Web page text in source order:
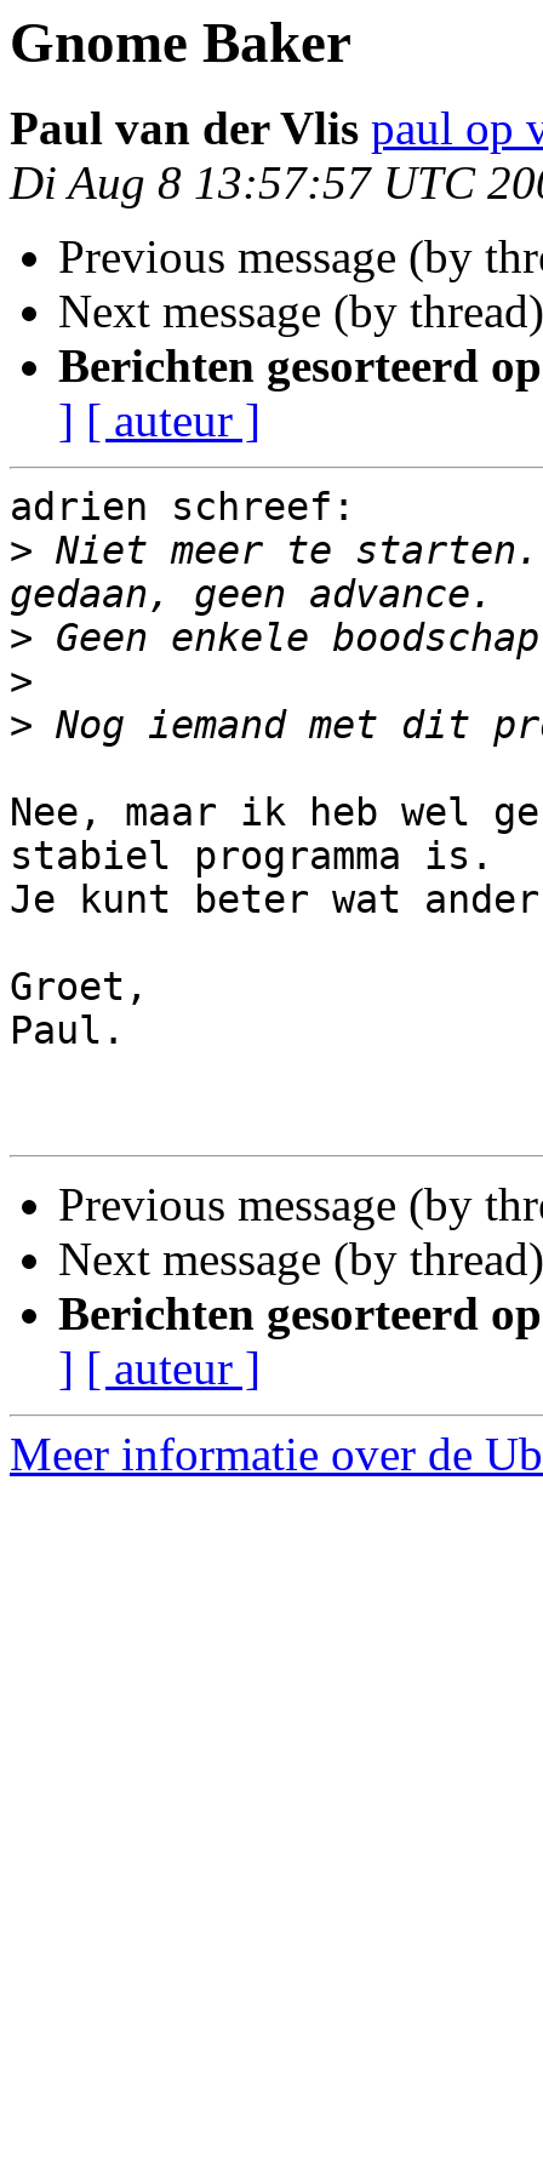
Gnome Baker
Paul van der Vlis paul op
Di Aug 8 13:57:57 UTC
Previous message (by
Next message (by
Berichten gesorteerd
] [ auteur ]
adrien schreef:
> Niet meer te
>
>
>
Nee, maar ik heb wel
stabiel programma is.
Je kunt beter wat
Groet,
Paul.
Previous message (by
Next message (by
Berichten gesorteerd
] [ auteur ]
Meer informatie over de